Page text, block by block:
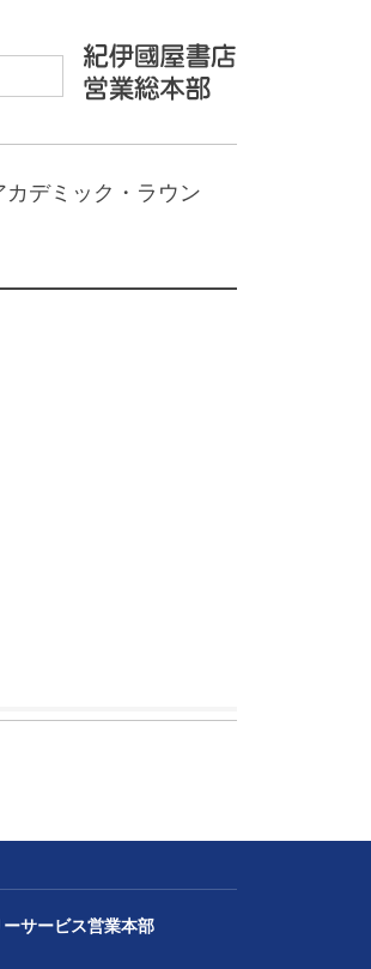
カデミック・ラウン
サービス営業本部